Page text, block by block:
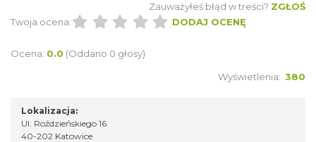
Zauważyłeś błąd w treści? ZGŁOŚ
Twoja ocena:
DODAJ OCENĘ
Ocena: 0.0 (Oddano 0 głosy)
Wyświetlenia: 380
Lokalizacja:
Ul. Roździeńskiego 16
40-202 Katowice